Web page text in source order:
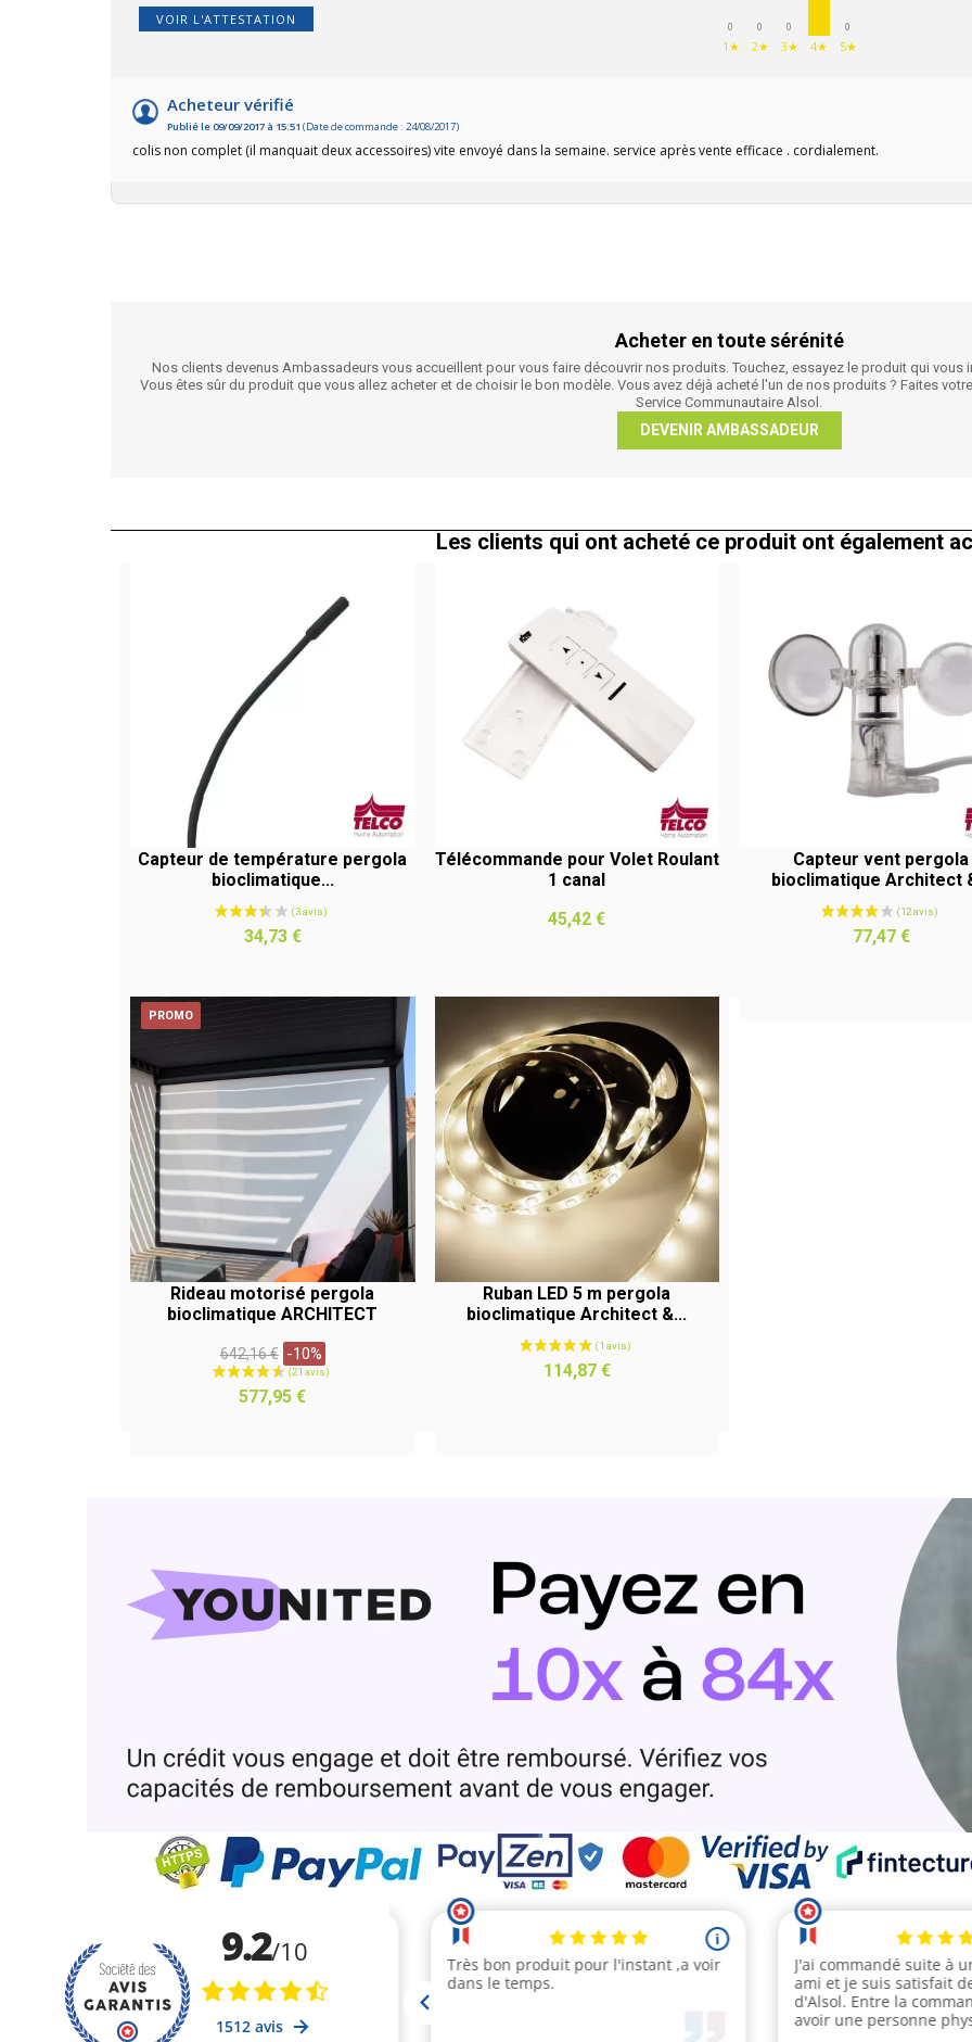
VOIR L'ATTESTATION 0
1★
0
2★
0
3★ 4★
0
5★
Acheteur vérifié
Publié le 09/09/2017 à 15:51 (Date de commande : 24/08/2017)
colis non complet (il manquait deux accessoires) vite envoyé dans la semaine. service après vente efficace . cordialement.
Acheter en toute sérénité
Nos clients devenus Ambassadeurs vous accueillent pour vous faire découvrir nos produits. Touchez, essayez le produit qui vous
Vous êtes sûr du produit que vous allez acheter et de choisir le bon modèle. Vous avez déjà acheté l'un de nos produits ? Faites
Service Communautaire Alsol.
DEVENIR AMBASSADEUR
Les clients qui ont acheté ce produit ont également
Capteur de température pergola
bioclimatique...
Prix
34,73 €
APERÇU RAPIDE
Télécommande pour Volet Roulant
1 canal
Prix
45,42 €
APERÇU RAPIDE
Capteur vent pergola
bioclimatique Architect
Prix
77,47 €
APERÇU RAPIDE
PROMO
Rideau motorisé pergola
bioclimatique ARCHITECT
Prix
habituel
642,16 € -10%
Prix
577,95 €
APERÇU RAPIDE
Ruban LED 5 m pergola
bioclimatique Architect &...
Prix
114,87 €
APERÇU RAPIDE